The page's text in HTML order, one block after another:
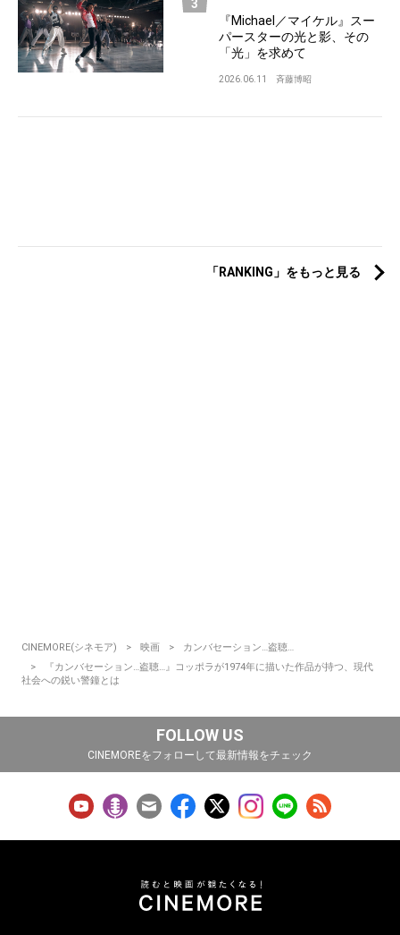
『Michael／マイケル』スー
パースターの光と影、その
「光」を求めて
2026.06.11 斉藤博昭
「RANKING」をもっと見る
CINEMORE(シネモア) 映画
カンバセーション…盗聴…
『カンバセーション…盗聴…』コッポラが1974年に描いた作品が持つ、現代
社会への鋭い警鐘とは
FOLLOW US
CINEMOREをフォローして最新情報をチェック